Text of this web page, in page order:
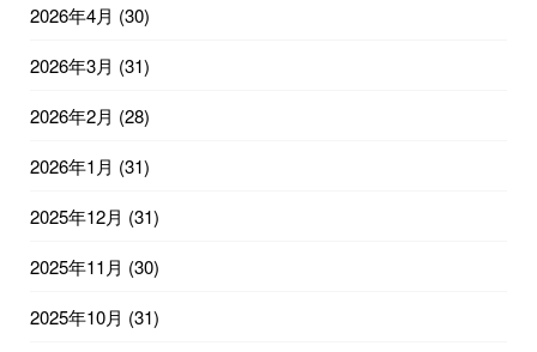
2026年4月 (30)
2026年3月 (31)
2026年2月 (28)
2026年1月 (31)
2025年12月 (31)
2025年11月 (30)
2025年10月 (31)